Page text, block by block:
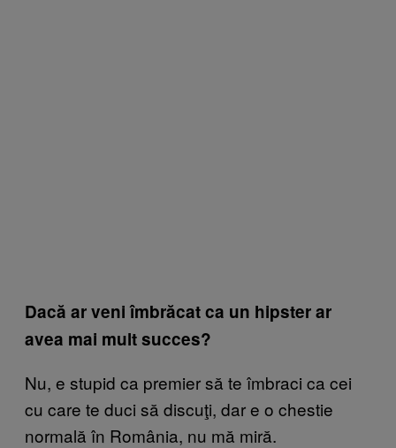
Dacă ar veni îmbrăcat ca un hipster ar
avea mai mult succes?
Nu, e stupid ca premier să te îmbraci ca cei
cu care te duci să discuţi, dar e o chestie
normală în România, nu mă miră.